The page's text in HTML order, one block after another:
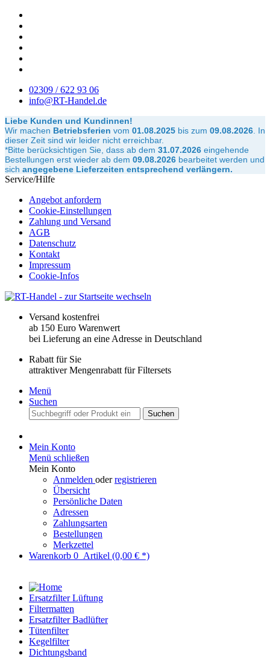
02309 / 622 93 06
info@RT-Handel.de
Liebe Kunden und Kundinnen!
Wir machen Betriebsferien vom 01.08.2025 bis zum 09.08.2026 In
dieser Zeit sind wir leider nicht erreichbar.
*Bitte berücksichtigen Sie, dass ab dem 31.07.2026 eingehende
Bestellungen erst wieder ab dem 09.08.2026 bearbeitet werden und
sich angegebene Lieferzeiten entsprechend verlängern.
Service/Hilfe
Angebot anfordern
Cookie-Einstellungen
Zahlung und Versand
AGB
Datenschutz
Kontakt
Impressum
Cookie-Infos
Versand kostenfrei
ab 150 Euro Warenwert
bei Lieferung an eine Adresse in Deutschland
Rabatt für Sie
attraktiver Mengenrabatt für Filtersets
Menü
Suchen
Suchen
Mein Konto
Menü schließen
Mein Konto
Anmelden oderregistrieren
Übersicht
Persönliche Daten
Adressen
Zahlungsarten
Bestellungen
Merkzettel
Warenkorb 0 Artikel (0,00 € *)
Ersatzfilter Lüftung
Filtermatten
Ersatzfilter Badlüfter
Tütenfilter
Kegelfilter
Dichtungsband